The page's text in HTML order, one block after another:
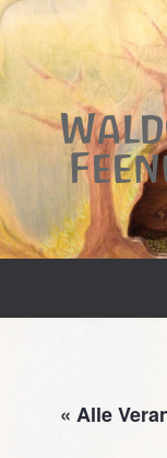
Zum
Inhalt
springen
« Alle